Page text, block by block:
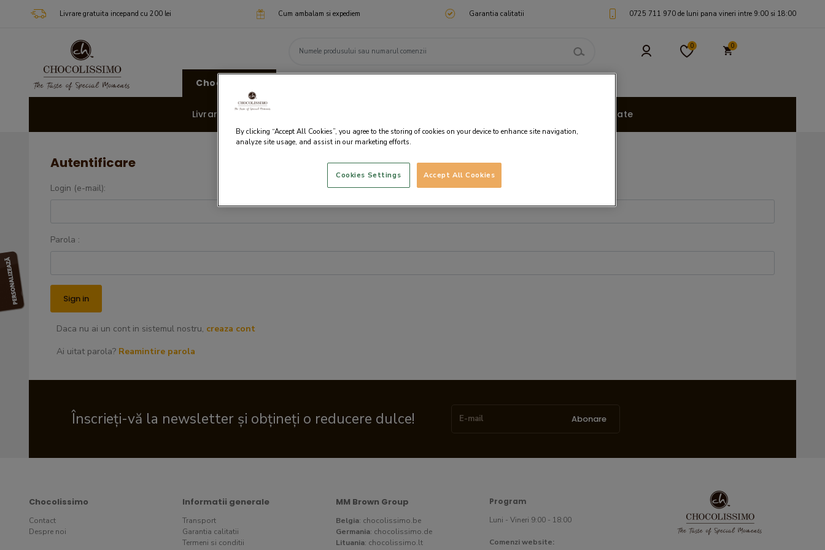
Livrare gratuita incepand cu 200 lei Cum ambalam si expediem Garantia calitatii 0725 711 970 de luni pana vineri intre 9:00 si 18:00
0 0
Chocolissimo
Livrare rapida 🚚 Cadouri Personalizate
Autentificare
Login (e-mail):
Parola :
Daca nu ai un cont in sistemul nostru, creaza cont
Ai uitat parola? Reamintire parola
Înscrieți-vă la newsletter și obțineți o reducere dulce! Abonare
Chocolissimo
Contact
Despre noi
Informatii generale
Transport
Garantia calitatii
Termeni si conditii
MM Brown Group
Belgia: chocolissimo.be
Germania: chocolissimo.de
Lituania: chocolissimo.lt
Program
Luni - Vineri 9:00 - 18:00
Comenzi website:
By clicking “Accept All Cookies”, you agree to the storing of cookies on your device to enhance site navigation,
analyze site usage, and assist in our marketing efforts.
Accept All Cookies
Cookies Settings